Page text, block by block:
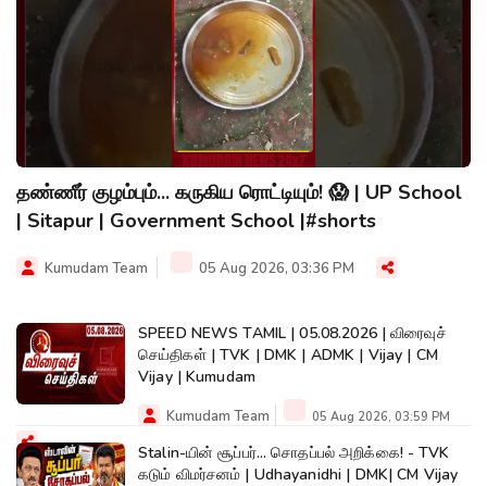
தண்ணீர் குழம்பும்... கருகிய ரொட்டியும்! 😱 | UP School
| Sitapur | Government School |#shorts
Kumudam Team 05 Aug 2026, 03:36 PM
SPEED NEWS TAMIL | 05.08.2026 | விரைவுச்
செய்திகள் | TVK | DMK | ADMK | Vijay | CM
Vijay | Kumudam
Kumudam Team 05 Aug 2026, 03:59 PM
Stalin-யின் சூப்பர்... சொதப்பல் அறிக்கை! - TVK
கடும் விமர்சனம் | Udhayanidhi | DMK| CM Vijay